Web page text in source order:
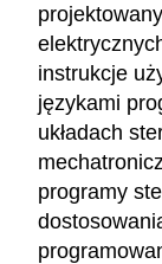
instrukcje
językami
układach
programy